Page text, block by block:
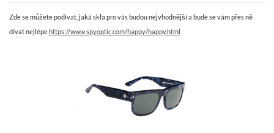
Zde se můžete podívat, jaká skla pro vás budou nejvhodnější a bude se vám přes ně
dívat nejlépehttps://www.spyoptic.com/happy/happy.html